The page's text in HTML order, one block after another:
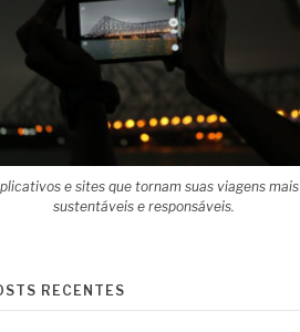
e sites que tornam suas viagens mais
sustentáveis e responsáveis.
RECENTES